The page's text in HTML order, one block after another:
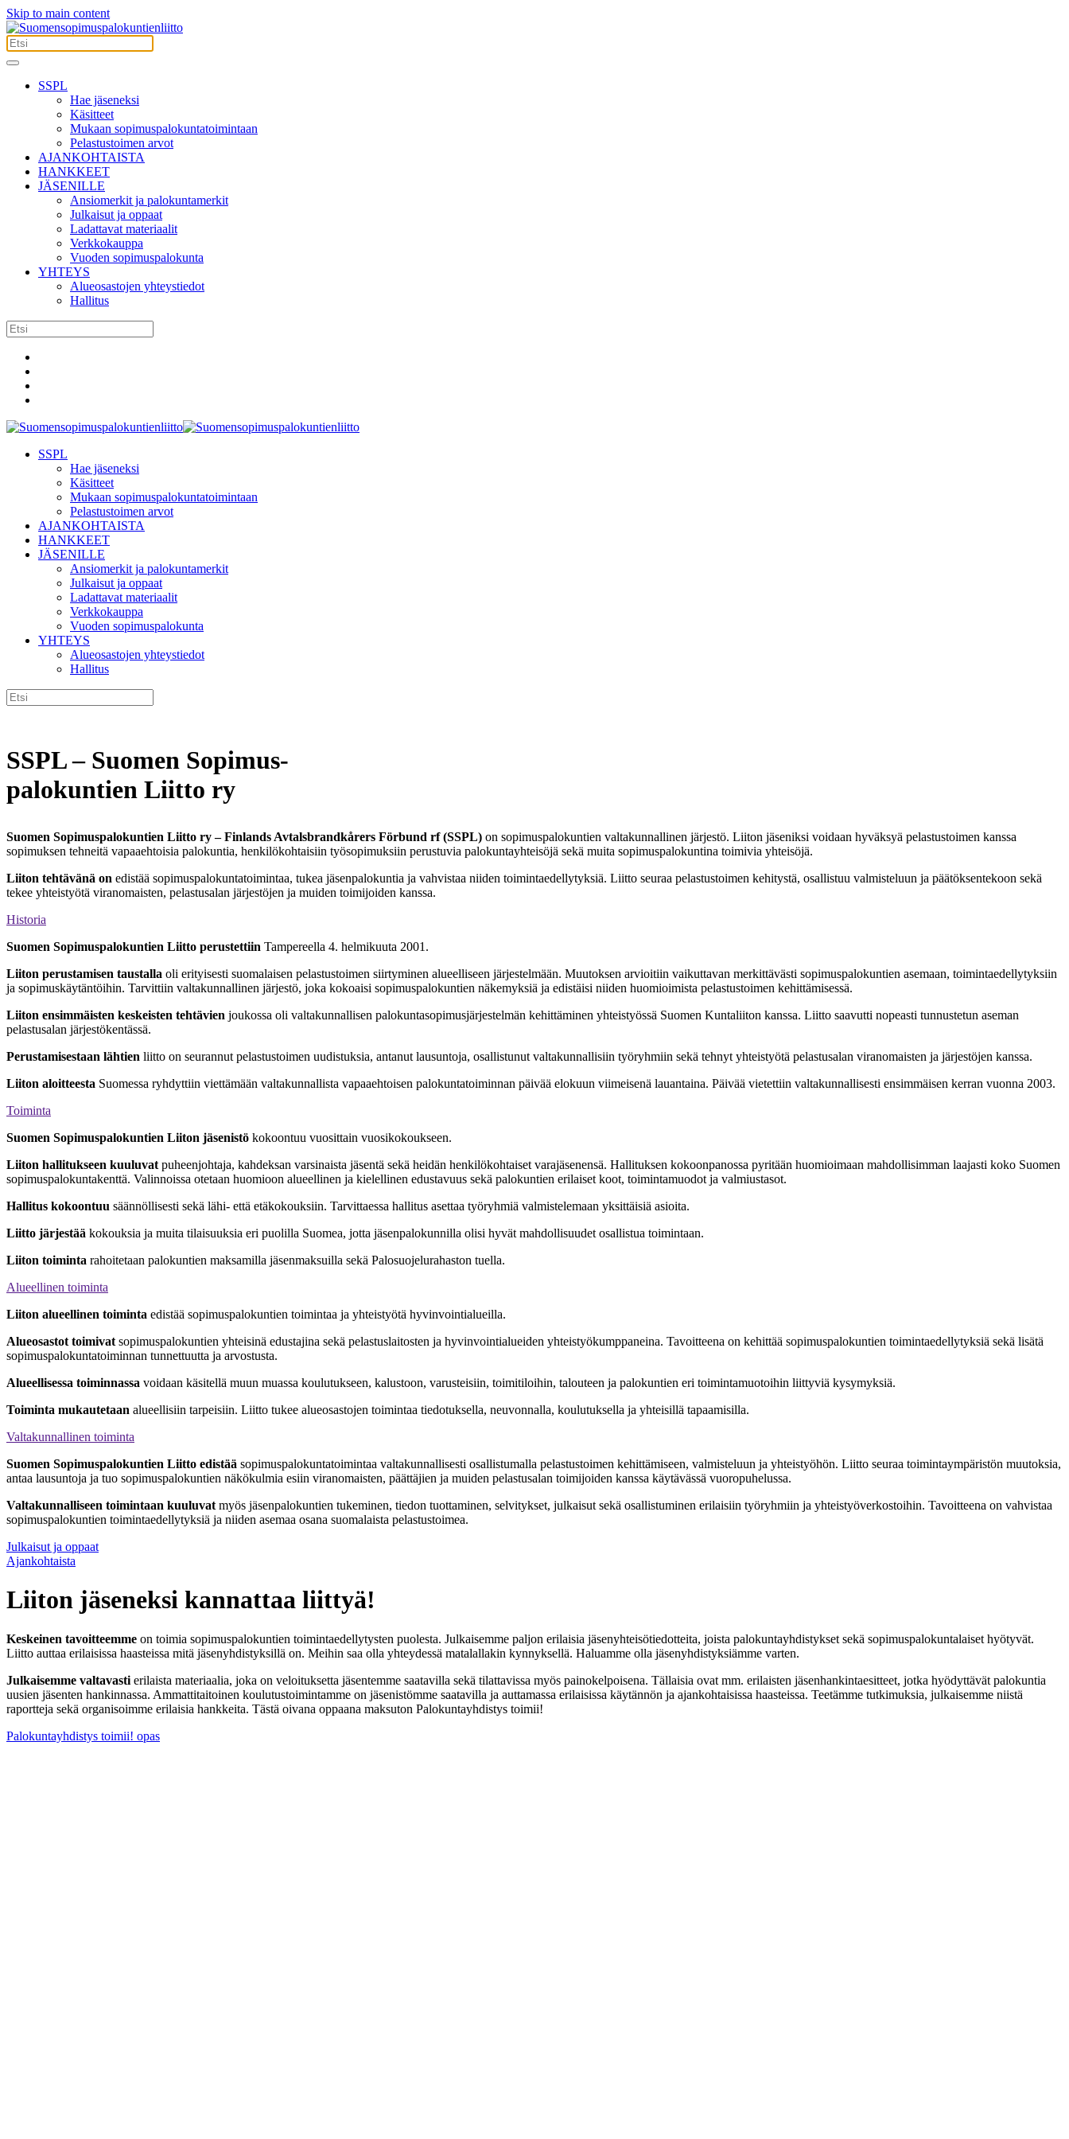
Skip to main content
SSPL
Hae jäseneksi
Käsitteet
Mukaan sopimuspalokuntatoimintaan
Pelastustoimen arvot
AJANKOHTAISTA
HANKKEET
JÄSENILLE
Ansiomerkit ja palokuntamerkit
Julkaisut ja oppaat
Ladattavat materiaalit
Verkkokauppa
Vuoden sopimuspalokunta
YHTEYS
Alueosastojen yhteystiedot
Hallitus
SSPL
Hae jäseneksi
Käsitteet
Mukaan sopimuspalokuntatoimintaan
Pelastustoimen arvot
AJANKOHTAISTA
HANKKEET
JÄSENILLE
Ansiomerkit ja palokuntamerkit
Julkaisut ja oppaat
Ladattavat materiaalit
Verkkokauppa
Vuoden sopimuspalokunta
YHTEYS
Alueosastojen yhteystiedot
Hallitus
SSPL – Suomen Sopimus-
palokuntien Liitto ry
Suomen Sopimuspalokuntien Liitto ry – Finlands Avtalsbrandkårers Förbund rf (SSPL) on sopimuspalokuntien valtakunnallinen järjestö. Liiton jäseniksi voidaan hyväksyä pelastustoimen kanssa
sopimuksen tehneitä vapaaehtoisia palokuntia, henkilökohtaisiin työsopimuksiin perustuvia palokuntayhteisöjä sekä muita sopimuspalokuntina toimivia yhteisöjä.
Liiton tehtävänä on edistää sopimuspalokuntatoimintaa, tukea jäsenpalokuntia ja vahvistaa niiden toimintaedellytyksiä. Liitto seuraa pelastustoimen kehitystä, osallistuu valmisteluun ja päätöksentekoon sekä
tekee yhteistyötä viranomaisten, pelastusalan järjestöjen ja muiden toimijoiden kanssa.
Historia
Suomen Sopimuspalokuntien Liitto perustettiin Tampereella 4. helmikuuta 2001.
Liiton perustamisen taustalla oli erityisesti suomalaisen pelastustoimen siirtyminen alueelliseen järjestelmään. Muutoksen arvioitiin vaikuttavan merkittävästi sopimuspalokuntien asemaan, toimintaedellytyksiin
ja sopimuskäytäntöihin. Tarvittiin valtakunnallinen järjestö, joka kokoaisi sopimuspalokuntien näkemyksiä ja edistäisi niiden huomioimista pelastustoimen kehittämisessä.
Liiton ensimmäisten keskeisten tehtävien joukossa oli valtakunnallisen palokuntasopimusjärjestelmän kehittäminen yhteistyössä Suomen Kuntaliiton kanssa. Liitto saavutti nopeasti tunnustetun aseman
pelastusalan järjestökentässä.
Perustamisestaan lähtien liitto on seurannut pelastustoimen uudistuksia, antanut lausuntoja, osallistunut valtakunnallisiin työryhmiin sekä tehnyt yhteistyötä pelastusalan viranomaisten ja järjestöjen kanssa.
Liiton aloitteesta Suomessa ryhdyttiin viettämään valtakunnallista vapaaehtoisen palokuntatoiminnan päivää elokuun viimeisenä lauantaina. Päivää vietettiin valtakunnallisesti ensimmäisen kerran vuonna 2003.
Toiminta
Suomen Sopimuspalokuntien Liiton jäsenistö kokoontuu vuosittain vuosikokoukseen.
Liiton hallitukseen kuuluvat puheenjohtaja, kahdeksan varsinaista jäsentä sekä heidän henkilökohtaiset varajäsenensä. Hallituksen kokoonpanossa pyritään huomioimaan mahdollisimman laajasti koko Suomen
sopimuspalokuntakenttä. Valinnoissa otetaan huomioon alueellinen ja kielellinen edustavuus sekä palokuntien erilaiset koot, toimintamuodot ja valmiustasot.
Hallitus kokoontuu säännöllisesti sekä lähi- että etäkokouksiin. Tarvittaessa hallitus asettaa työryhmiä valmistelemaan yksittäisiä asioita.
Liitto järjestää kokouksia ja muita tilaisuuksia eri puolilla Suomea, jotta jäsenpalokunnilla olisi hyvät mahdollisuudet osallistua toimintaan.
Liiton toiminta rahoitetaan palokuntien maksamilla jäsenmaksuilla sekä Palosuojelurahaston tuella.
Alueellinen toiminta
Liiton alueellinen toiminta edistää sopimuspalokuntien toimintaa ja yhteistyötä hyvinvointialueilla.
Alueosastot toimivat sopimuspalokuntien yhteisinä edustajina sekä pelastuslaitosten ja hyvinvointialueiden yhteistyökumppaneina. Tavoitteena on kehittää sopimuspalokuntien toimintaedellytyksiä sekä lisätä
sopimuspalokuntatoiminnan tunnettuutta ja arvostusta.
Alueellisessa toiminnassa voidaan käsitellä muun muassa koulutukseen, kalustoon, varusteisiin, toimitiloihin, talouteen ja palokuntien eri toimintamuotoihin liittyviä kysymyksiä.
Toiminta mukautetaan alueellisiin tarpeisiin. Liitto tukee alueosastojen toimintaa tiedotuksella, neuvonnalla, koulutuksella ja yhteisillä tapaamisilla.
Valtakunnallinen toiminta
Suomen Sopimuspalokuntien Liitto edistää sopimuspalokuntatoimintaa valtakunnallisesti osallistumalla pelastustoimen kehittämiseen, valmisteluun ja yhteistyöhön. Liitto seuraa toimintaympäristön muutoksia,
antaa lausuntoja ja tuo sopimuspalokuntien näkökulmia esiin viranomaisten, päättäjien ja muiden pelastusalan toimijoiden kanssa käytävässä vuoropuhelussa.
Valtakunnalliseen toimintaan kuuluvat myös jäsenpalokuntien tukeminen, tiedon tuottaminen, selvitykset, julkaisut sekä osallistuminen erilaisiin työryhmiin ja yhteistyöverkostoihin. Tavoitteena on vahvistaa
sopimuspalokuntien toimintaedellytyksiä ja niiden asemaa osana suomalaista pelastustoimea.
Julkaisut ja oppaat
Ajankohtaista
Liiton jäseneksi kannattaa liittyä!
Keskeinen tavoitteemme on toimia sopimuspalokuntien toimintaedellytysten puolesta. Julkaisemme paljon erilaisia jäsenyhteisötiedotteita, joista palokuntayhdistykset sekä sopimuspalokuntalaiset hyötyvät.
Liitto auttaa erilaisissa haasteissa mitä jäsenyhdistyksillä on. Meihin saa olla yhteydessä matalallakin kynnyksellä. Haluamme olla jäsenyhdistyksiämme varten.
Julkaisemme valtavasti erilaista materiaalia, joka on veloituksetta jäsentemme saatavilla sekä tilattavissa myös painokelpoisena. Tällaisia ovat mm. erilaisten jäsenhankintaesitteet, jotka hyödyttävät palokuntia
uusien jäsenten hankinnassa. Ammattitaitoinen koulutustoimintamme on jäsenistömme saatavilla ja auttamassa erilaisissa käytännön ja ajankohtaisissa haasteissa. Teetämme tutkimuksia, julkaisemme niistä
raportteja sekä organisoimme erilaisia hankkeita. Tästä oivana oppaana maksuton Palokuntayhdistys toimii!
Palokuntayhdistys toimii! opas